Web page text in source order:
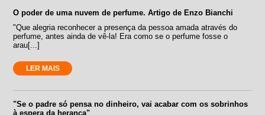
O poder de uma nuvem de perfume. Artigo de Enzo Bianchi
"Que alegria reconhecer a presença da pessoa amada através do
perfume, antes ainda de vê-la! Era como se o perfume fosse o
arau[...]
LER MAIS
"Se o padre só pensa no dinheiro, vai acabar com os sobrinhos
à espera da herança"